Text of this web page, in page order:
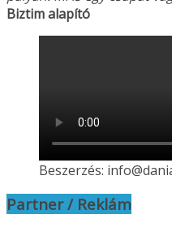
Biztim alapító
Beszerzés:
Partner / Reklám